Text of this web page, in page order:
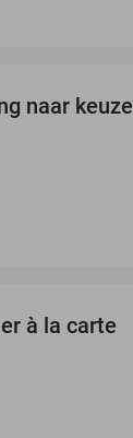
naar keuze
à la carte